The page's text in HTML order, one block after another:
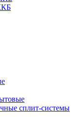
сплит-системы